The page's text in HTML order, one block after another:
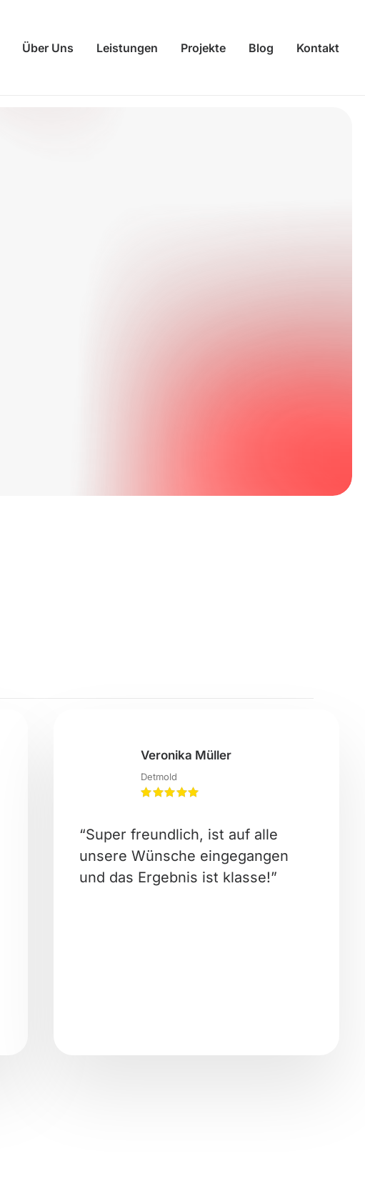
Über Uns Leistungen Projekte Blog Kontakt
Veronika Müller
Detmold
“Super freundlich, ist auf alle
unsere Wünsche eingegangen
und das Ergebnis ist klasse!”